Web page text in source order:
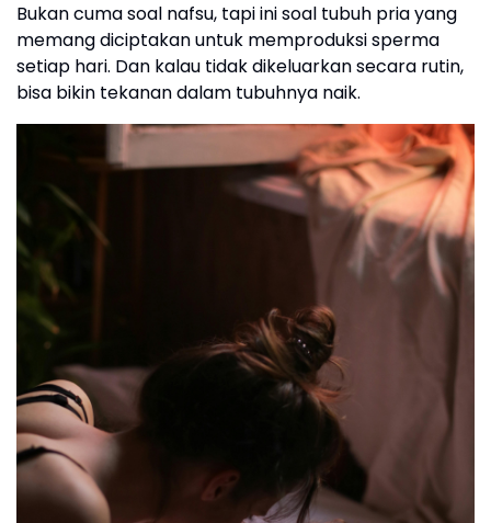
Bukan cuma soal nafsu, tapi ini soal tubuh pria yang
memang diciptakan untuk memproduksi sperma
setiap hari. Dan kalau tidak dikeluarkan secara rutin,
bisa bikin tekanan dalam tubuhnya naik.